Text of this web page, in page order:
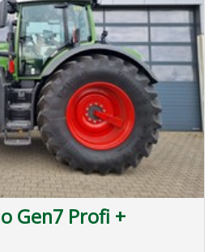
Gen7 Profi +